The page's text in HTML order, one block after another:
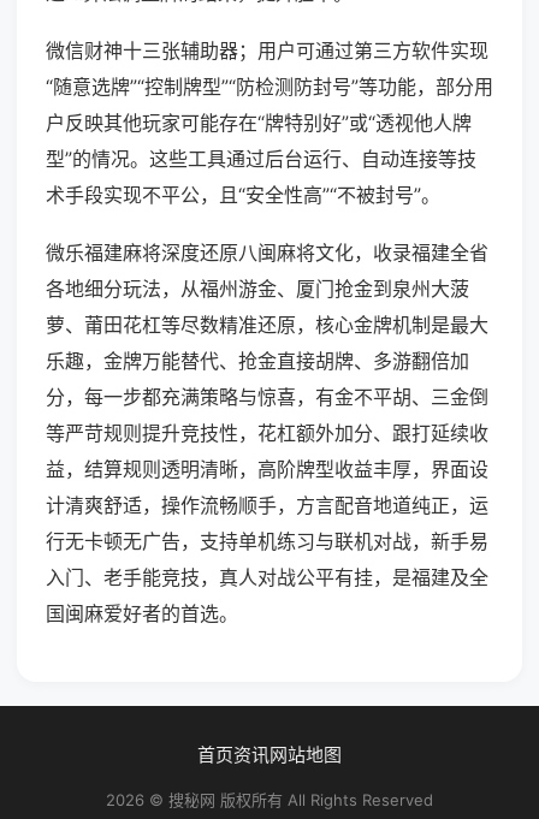
微信财神十三张辅助器；用户可通过第三方软件实现
“随意选牌”“控制牌型”“防检测防封号”等功能，部分用
户反映其他玩家可能存在“牌特别好”或“透视他人牌
型”的情况。这些工具通过后台运行、自动连接等技
术手段实现不平公，且“安全性高”“不被封号”。
微乐福建麻将深度还原八闽麻将文化，收录福建全省
各地细分玩法，从福州游金、厦门抢金到泉州大菠
萝、莆田花杠等尽数精准还原，核心金牌机制是最大
乐趣，金牌万能替代、抢金直接胡牌、多游翻倍加
分，每一步都充满策略与惊喜，有金不平胡、三金倒
等严苛规则提升竞技性，花杠额外加分、跟打延续收
益，结算规则透明清晰，高阶牌型收益丰厚，界面设
计清爽舒适，操作流畅顺手，方言配音地道纯正，运
行无卡顿无广告，支持单机练习与联机对战，新手易
入门、老手能竞技，真人对战公平有挂，是福建及全
国闽麻爱好者的首选。
首页资讯网站地图
2026 © 搜秘网 版权所有 All Rights Reserved